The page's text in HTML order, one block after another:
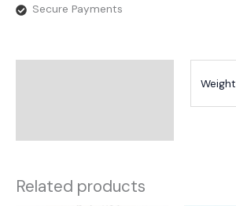
Secure Payments
Weight
Related products